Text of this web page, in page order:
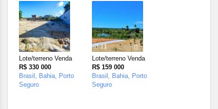
3
Lote/terreno Venda
R$ 330 000
Brasil, Bahia, Porto
Seguro
11
Lote/terreno Venda
R$ 159 000
Brasil, Bahia, Porto
Seguro